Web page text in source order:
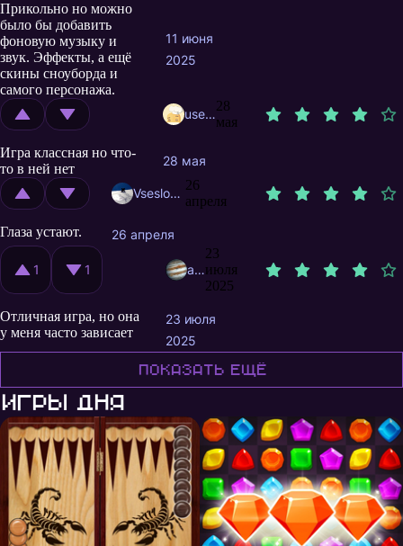
Прикольно но можно
было бы добавить
фоновую музыку и
звук. Эффекты, а ещё
скины сноуборда и
самого персонажа.
11 июня
2025
user11870309
28
мая
Игра классная но что-
то в ней нет
28 мая
Vseslogno
26
апреля
Глаза устают.
26 апреля
1 1 asgpsastronomy3
23
июля
2025
Отличная игра, но она
у меня часто зависает
23 июля
2025
Показать ещё
Игры дня